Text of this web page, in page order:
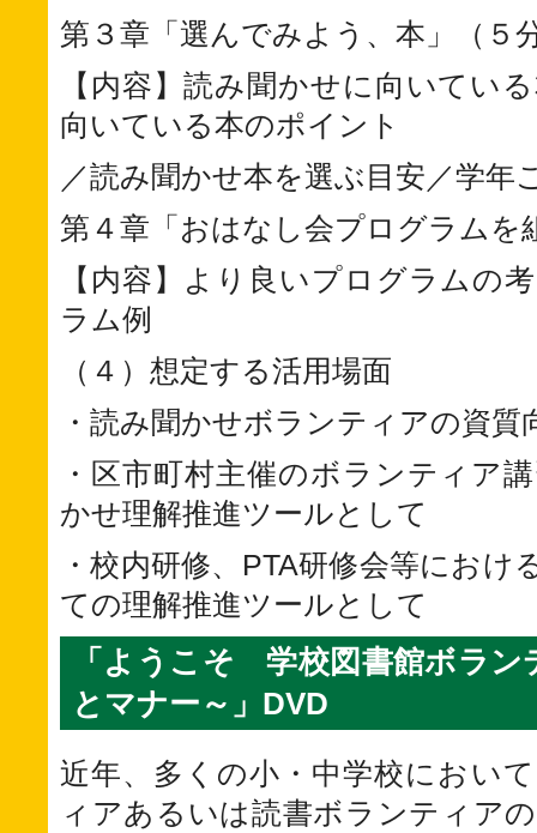
第３章「選んでみよう、本」（５
【内容】読み聞かせに向いてい
向いている本のポイント
／読み聞かせ本を選ぶ目安／学年
第４章「おはなし会プログラムを
【内容】より良いプログラムの
ラム例
（４）想定する活用場面
・読み聞かせボランティアの資質
・区市町村主催のボランティア
かせ理解推進ツールとして
・校内研修、PTA研修会等におけ
ての理解推進ツールとして
「ようこそ 学校図書館ボラン
とマナー～」DVD
近年、多くの小・中学校におい
ィアあるいは読書ボランティア